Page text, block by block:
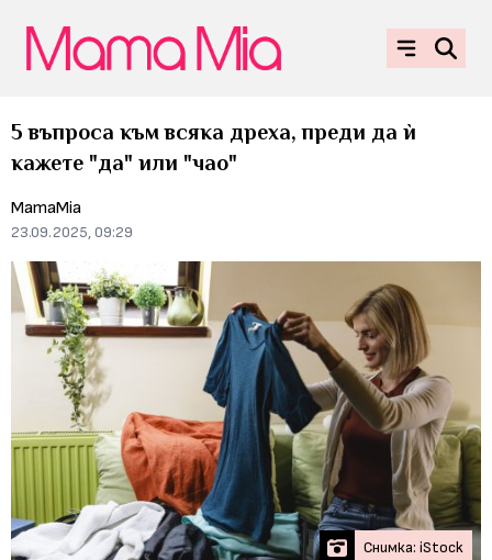
5 въпроса към всяка дреха, преди да ѝ
кажете "да" или "чао"
MamaMia
23.09.2025, 09:29
Снимка: iStock